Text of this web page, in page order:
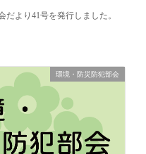
だより41号を発行しました。
環境・防災防犯部会